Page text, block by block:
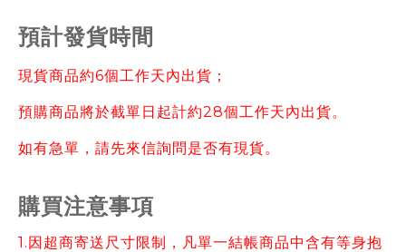
預計發貨時間
現貨商品約6個工作天內出貨；
預購商品將於截單日起計約28個工作天內出貨。
如有急單，請先來信詢問是否有現貨。
購買注意事項
1.因超商寄送尺寸限制，凡單一結帳商品中含有等身抱